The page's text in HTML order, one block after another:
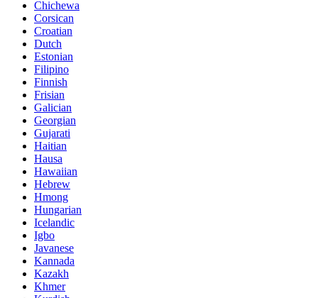
Chichewa
Corsican
Croatian
Dutch
Estonian
Filipino
Finnish
Frisian
Galician
Georgian
Gujarati
Haitian
Hausa
Hawaiian
Hebrew
Hmong
Hungarian
Icelandic
Igbo
Javanese
Kannada
Kazakh
Khmer